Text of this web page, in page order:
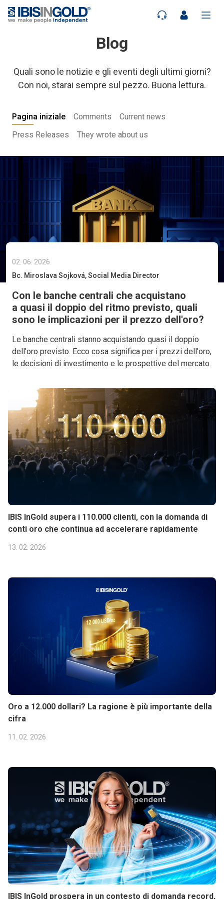
Blog
Quali sono le notizie e gli eventi degli ultimi giorni?
Con noi, starai sempre sul pezzo. Buona lettura.
Pagina iniziale Comments
Current news
Press Releases
They wrote about us
02. 06. 2026
Bc. Miroslava Sojková, Social Media Director
Con le banche centrali che acquistano
a quasi il doppio del ritmo previsto, quali
sono le implicazioni per il prezzo dell'oro?
Le banche centrali stanno acquistando quasi il doppio
dell'oro previsto. Ecco cosa significa per i prezzi dell'oro,
le decisioni di investimento e le prospettive del mercato.
IBIS InGold supera i 110.000 clienti, con la domanda di
conti oro che continua ad accelerare rapidamente
13. 02. 2026
Oro a 12.000 dollari? La ragione è più importante della
cifra
11. 02. 2026
IBIS InGold prospera in un contesto di domanda record,